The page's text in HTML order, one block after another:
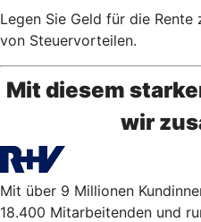
Legen Sie Geld für die
von Steuervorteilen.
Mit diesem
wir
Mit über 9 Millionen
18.400 Mitarbeitenden und